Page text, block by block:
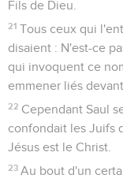
Fils de Dieu.
21 Tous ceux qui
disaient : N'est-ce
qui invoquent ce
emmener liés
22 Cependant Saul
confondait les Juifs
Jésus est le Christ.
23 Au bout d'un